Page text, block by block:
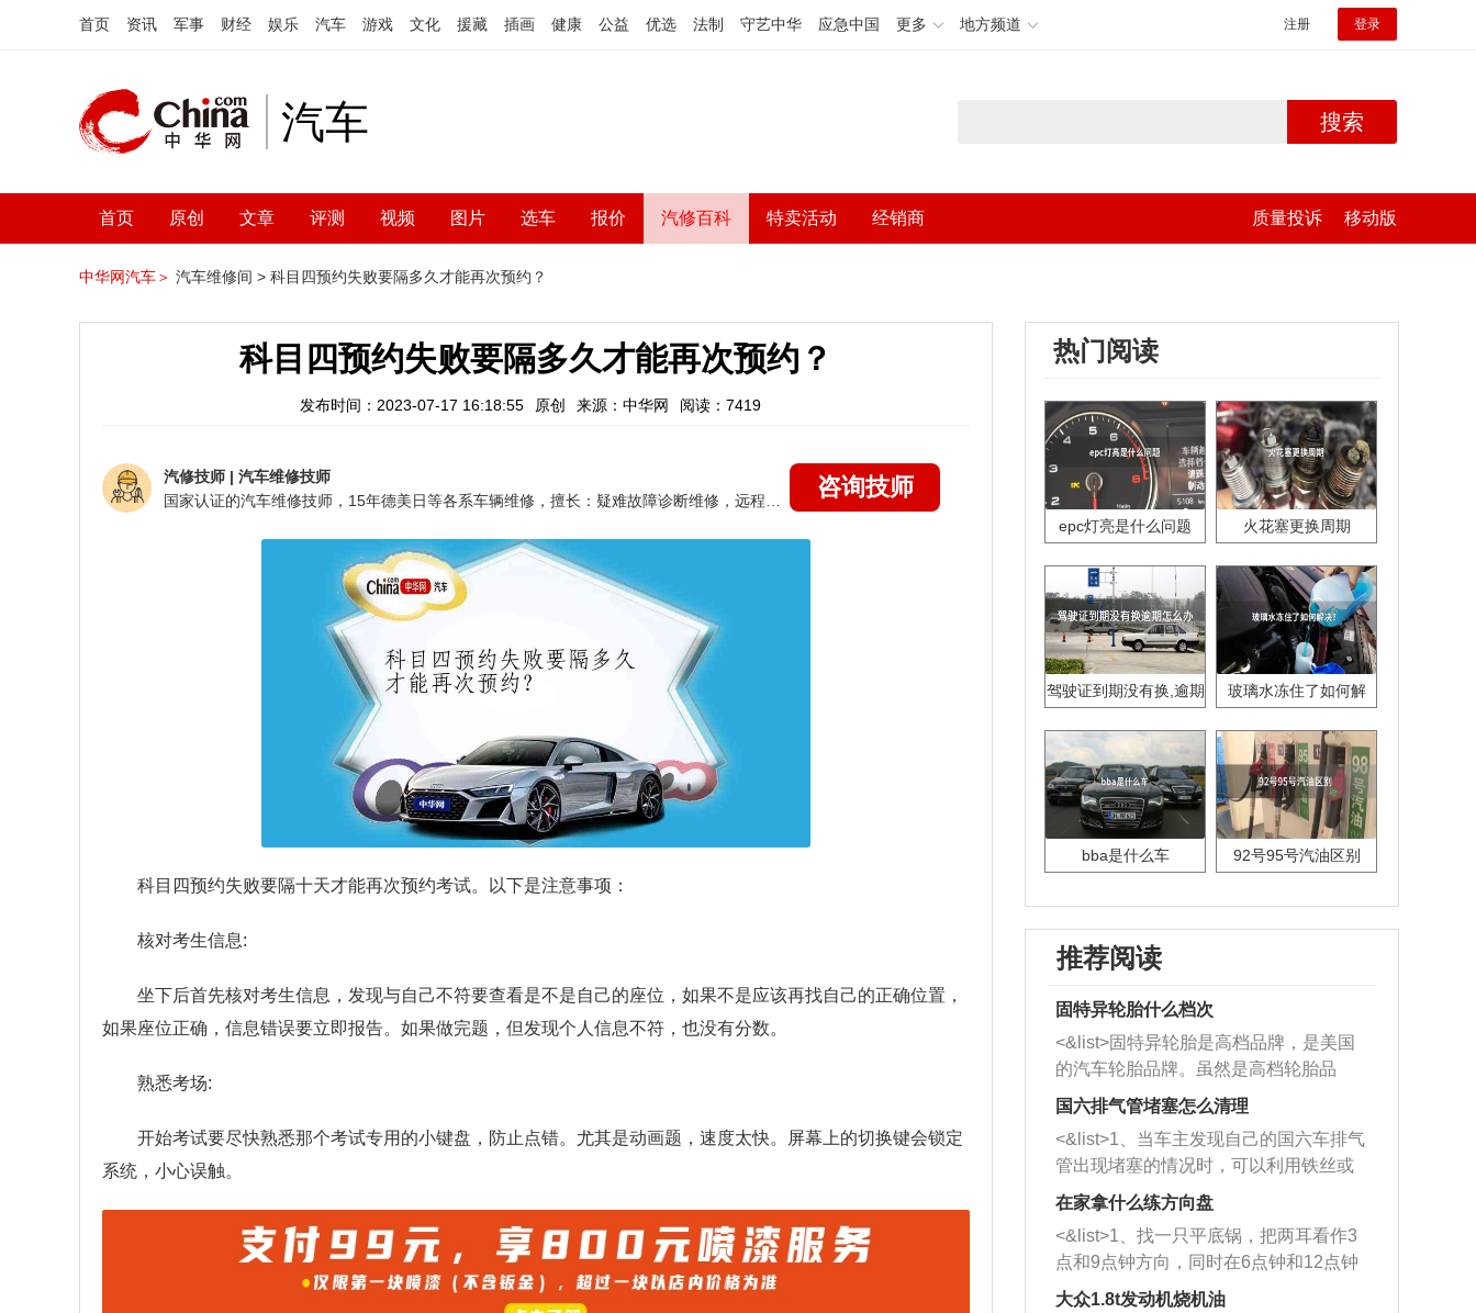
首页 资讯 军事 财经 娱乐 汽车 游戏 文化 援藏 插画 健康 公益 优选 法制 守艺中华 应急中国 更多 地方频道 注册 登录
汽车 搜索
首页 原创 文章 评测 视频 图片 选车 报价 汽修百科 特卖活动 经销商 质量投诉 移动版
中华网汽车＞ 汽车维修间 > 科目四预约失败要隔多久才能再次预约？
科目四预约失败要隔多久才能再次预约？
发布时间：2023-07-17 16:18:55 原创 来源：中华网 阅读：7419
汽修技师 | 汽车维修技师
咨询技师
科目四预约失败要隔十天才能再次预约考试。以下是注意事项：
核对考生信息:
坐下后首先核对考生信息，发现与自己不符要查看是不是自己的座位，如果不是应该再找自己的正确位置，
如果座位正确，信息错误要立即报告。如果做完题，但发现个人信息不符，也没有分数。
熟悉考场:
开始考试要尽快熟悉那个考试专用的小键盘，防止点错。尤其是动画题，速度太快。屏幕上的切换键会锁定
系统，小心误触。
热门阅读
epc灯亮是什么问题 火花塞更换周期
驾驶证到期没有换,逾期
玻璃水冻住了如何解
bba是什么车 92号95号汽油区别
推荐阅读
固特异轮胎什么档次
<&list>固特异轮胎是高档品牌，是美国
的汽车轮胎品牌。虽然是高档轮胎品
牌，但是中高低端的轮胎都有生产，这
也是为了更好的开拓市场。
国六排气管堵塞怎么清理
<&list>1、当车主发现自己的国六车排气
管出现堵塞的情况时，可以利用铁丝或
者是细棍，直接将杂物给取出来，如果
堵塞情况比较严重，也可以采取应急措
施。 <&list>2、直接利用木棍将所有的
杂物推到排气管里面的位置处，然后将
三元催化器拆解开，就可以将堵塞的东
在家拿什么练方向盘
<&list>1、找一只平底锅，把两耳看作3
点和9点钟方向，同时在6点钟和12点钟
方向做一个标记。 <&list>2、双手握住
大众1.8t发动机烧机油